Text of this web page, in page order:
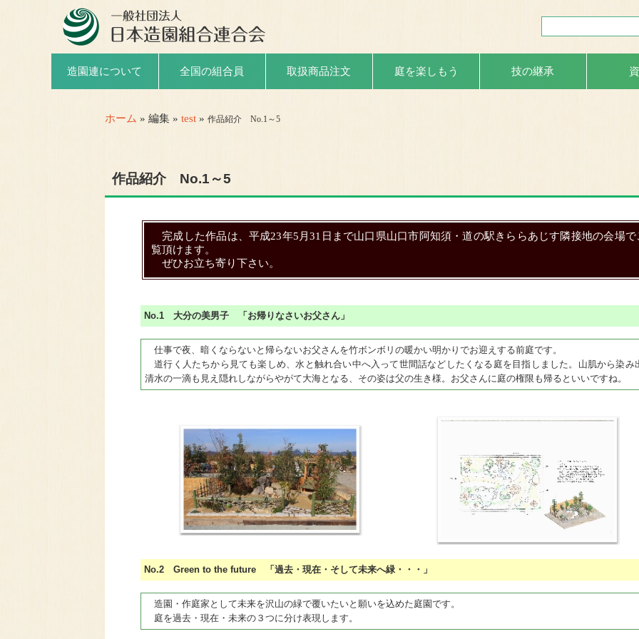
造園連について 全国の組合員 取扱商品注文 庭を楽しもう 技の継承
ホーム » 編集 » test» 作品紹介 No.1～5
作品紹介 No.1～5
完成した作品は、平成23年5月31日まで山口県山口市阿知須・道の駅きららあじす隣接地の会場で
覧頂けます。
ぜひお立ち寄り下さい。
No.1 大分の美男子 「お帰りなさいお父さん」
仕事で夜、暗くならないと帰らないお父さんを竹ボンボリの暖かい明かりでお迎えする前庭です。
道行く人たちから見ても楽しめ、水と触れ合い中へ入って世間話などしたくなる庭を目指しました。山肌から染み
清水の一滴も見え隠れしながらやがて大海となる、その姿は父の生き様。お父さんに庭の権限も帰るといいですね。
No.2 Green to the future 「過去・現在・そして未来へ緑・・・」
造園・作庭家として未来を沢山の緑で覆いたいと願いを込めた庭園です。
庭を過去・現在・未来の３つに分け表現します。